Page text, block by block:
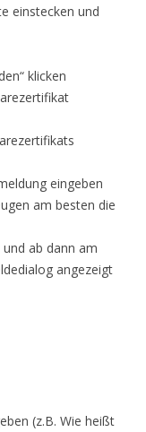
einstecken und
klicken
eingeben
am besten die
ab dann am
angezeigt
(z.B. Wie heißt